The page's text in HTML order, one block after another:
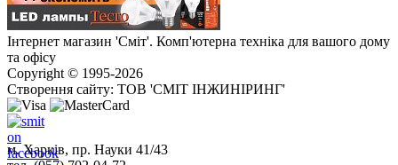
Інтернет магазин 'Сміт'. Комп'ютерна техніка для вашого дому
та офісу
Copyright © 1995-2026
Створення сайту: ТОВ 'СМІТ ІНЖИНІРИНГ'
м. Харків, пр. Науки 41/43